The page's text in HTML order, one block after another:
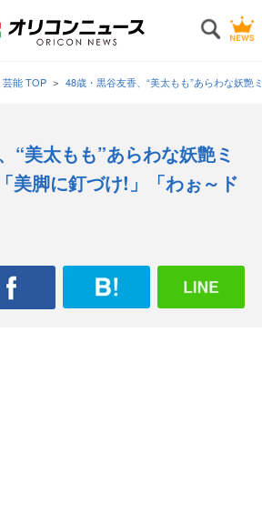
芸能 TOP 48歳・黒谷友香、“美太もも”あらわな妖
“美太もも”あらわな妖艶ミ
美脚に釘づけ!」「わぉ～ド